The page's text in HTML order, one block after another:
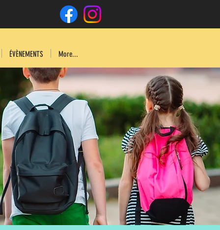
ÉVÈNEMENTS More...